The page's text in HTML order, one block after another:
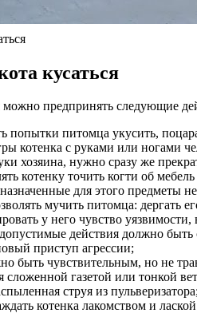
кусаться
предпринять следующие
попытки питомца укусить,
котенка с руками или ногами
хозяина, нужно сразу же
котенку точить когти об
для этого предметы
мучить питомца: дергать
у него чувство
действия должно
приступ агрессии;
быть чувствительным, но не
сложенной газетой или тонкой
струя из
котенка лакомством и